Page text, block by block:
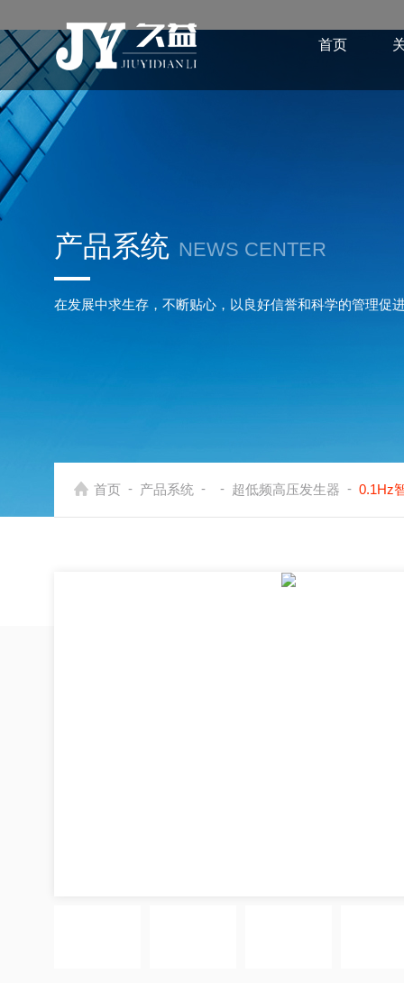
首页
产品系统 NEWS CENTER
在发展中求生存，不断贴心，以良好信誉和科学的管理促
首页 - 产品系统 - - 超低频高压发生器 - 0.1Hz